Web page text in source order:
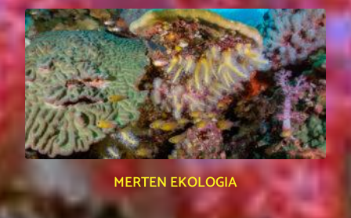
MERTEN EKOLOGIA